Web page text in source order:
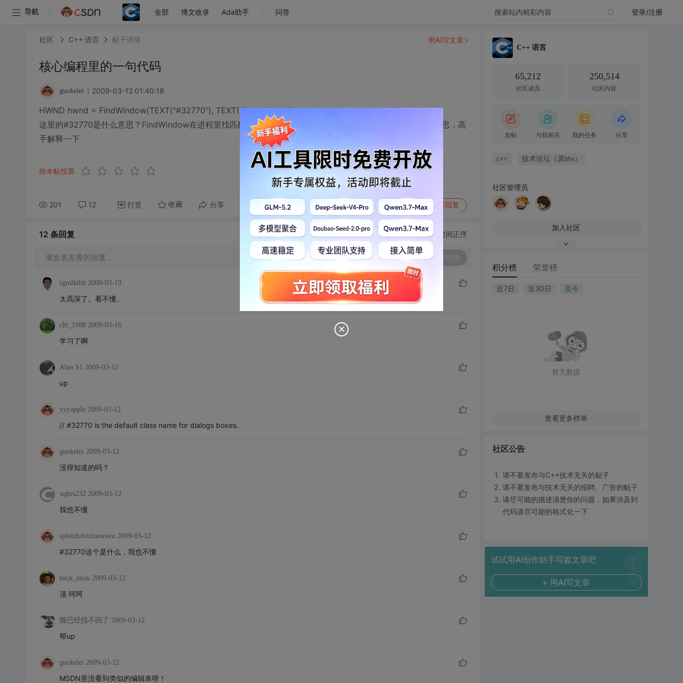
导航 全部 博文收录 Ada助手 问答 登录/注册
社区 C++ 语言 帖子详情
核心编程里的一句代码
guokelei 2009-03-12 01:40:18
HWND hwnd = FindWindow(TEXT("#32770"), TEXT("Error Show"));
这里的#32770是什么意思？FindWindow在进程里找匹配的进程名，errorshow,这里的text("#32270")是什么意思，高
手解释一下
给本帖投票
201 12 打赏 收藏 分享 转发到动态 举报 写回复
用AI写文章
12 条回复 切换为时间正序
请发表友善的回复… 发表回复
rgmlkthh 2009-03-19
太高深了。看不懂。
cht_1988 2009-03-16
学习了啊
Alan S1 2009-03-12
up
yyyapple 2009-03-12
// #32770 is the default class name for dialogs boxes.
guokelei 2009-03-12
没得知道的吗？
xqhrs232 2009-03-12
我也不懂
splendidvirtuouswu 2009-03-12
#32770这个是什么，我也不懂
beck_zhou 2009-03-12
顶 呵呵
猫已经找不回了 2009-03-12
帮up
guokelei 2009-03-12
MSDN里没看到类似的编辑表呀！
C++ 语言
65,212
社区成员
250,514
社区内容
发帖 与我相关 我的任务 分享
c++ 技术论坛（原bbs）
社区管理员
加入社区
积分榜 荣誉榜
近7日 近30日 至今
暂无数据
查看更多榜单
社区公告
请不要发布与C++技术无关的贴子
请不要发布与技术无关的招聘、广告的帖子
请尽可能的描述清楚你的问题，如果涉及到
代码请尽可能的格式化一下
试试用AI创作助手写篇文章吧
+ 用AI写文章